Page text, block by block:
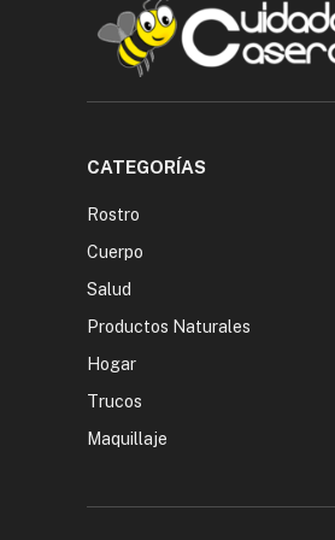
CATEGORÍAS
Rostro
Cuerpo
Salud
Productos Naturales
Hogar
Trucos
Maquillaje